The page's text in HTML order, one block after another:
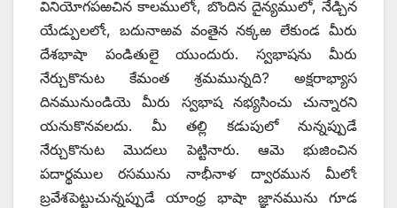
వినియోగపఱచిన కాలములోఁ, బొందిన దైన్యములో, నేడ్చిన
యేడ్పులలోఁ, బదునాఱవ వంతైన నక్కఱ లేకుండ మీరు
దేశభాషా పండితులై యుందురు. స్వభాషను మీరు
నేర్చుకొనుట కేమంత శ్రమమున్నది? అక్షరాభ్యాస
దినమునుండియె మీరు స్వభాష నభ్యసించు చున్నారని
యనుకొనవలదు. మీ తల్లి కడుపులో నున్నప్పుడే
నేర్చుకొనుట మొదలు పెట్టినారు. ఆమె భుజించిన
పదార్థముల రసమును నాభీనాళ ద్వారమున మీలోఁ
బ్రవేశపెట్టుచున్నప్పుడే యాంధ్ర భాషా జ్ఞానమును గూడ